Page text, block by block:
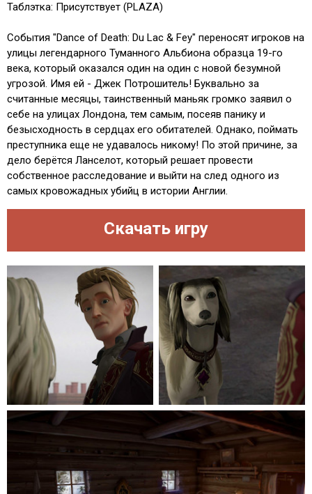
Таблэтка: Присутствует (PLAZA)
События "Dance of Death: Du Lac & Fey" переносят игроков на
улицы легендарного Туманного Альбиона образца 19-го
века, который оказался один на один с новой безумной
угрозой. Имя ей - Джек Потрошитель! Буквально за
считанные месяцы, таинственный маньяк громко заявил о
себе на улицах Лондона, тем самым, посеяв панику и
безысходность в сердцах его обитателей. Однако, поймать
преступника еще не удавалось никому! По этой причине, за
дело берётся Ланселот, который решает провести
собственное расследование и выйти на след одного из
самых кровожадных убийц в истории Англии.
Скачать игру